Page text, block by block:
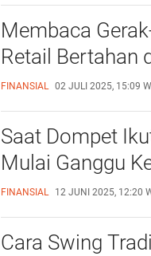
Membaca
Retail Bertahan
FINANSIAL 02 JULI 2025, 15:09
Saat Dompet
Mulai Ganggu
FINANSIAL 12 JUNI 2025, 12:20
Cara Swing